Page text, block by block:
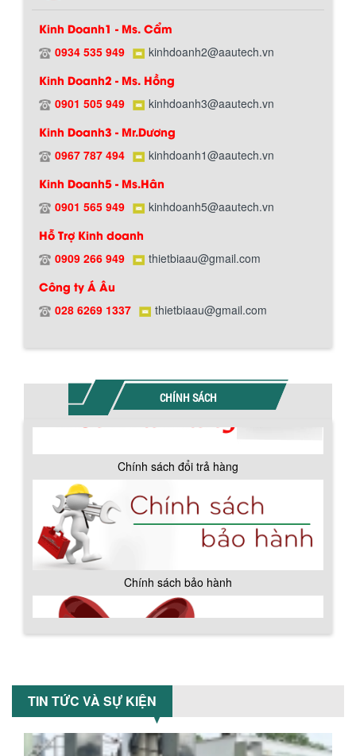
Kinh Doanh1 - Ms. Cẩm
0934 535 949 kinhdoanh2@aautech.vn
Kinh Doanh2 - Ms. Hồng
0901 505 949 kinhdoanh3@aautech.vn
Kinh Doanh3 - Mr.Dương
0967 787 494 kinhdoanh1@aautech.vn
Kinh Doanh5 - Ms.Hân
0901 565 949 kinhdoanh5@aautech.vn
Hỗ Trợ Kinh doanh
0909 266 949 thietbiaau@gmail.com
Công ty Á Âu
028 6269 1337 thietbiaau@gmail.com
CHÍNH SÁCH
Chính sách giao hàng
Chính sách đổi trả hàng
Chính sách bảo hành
TIN TỨC VÀ SỰ KIỆN
Bồn chứa giải nhiệt sơn, mực in có cấu
tạo gồm 2 lớp inox và được dùng để
làm giảm nhiệt độ của nguyên...
xoay đảo thuận nghịch. Vật liệu...
Máy trộn bột khô 200kg được gia công
sản xuất tại công ty Á Âu. Máy dùng
VÌ SAO DOANH NGHIỆP NÊN CHỌN MÁY
Khám phá lý do doanh nghiệp nên
chọn máy nghiền màu sơn Á Âu: hiệu
suất cao, kiểm soát nhiệt tốt, tiết kiệm
ƯU ĐÃI ĐẶC BIỆT: GIÁ MÁY KHUẤY SƠN
CÔNG NGHIỆP GIẢM SỐC
Ưu đãi đặc biệt: Giá máy khuấy sơn
công nghiệp giảm sốc lên đến 20%.
SƠN CÔNG NGHIỆP HIỆN ĐẠI
nghiệp giúp doanh nghiệp tiết kiệm
nguyên liệu, nhân công và chi phí vận
hành. Giải...